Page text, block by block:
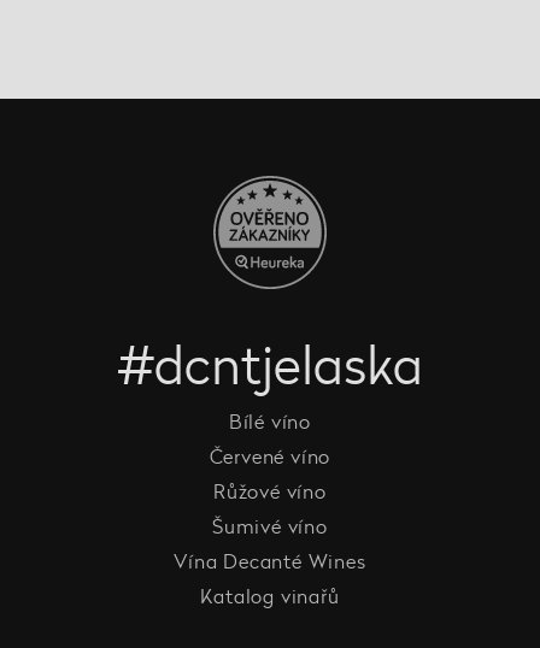
#dcntjelaska
Bílé víno
Červené víno
Růžové víno
Šumivé víno
Vína Decanté Wines
Katalog vinařů